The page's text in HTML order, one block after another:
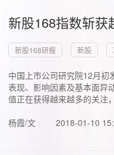
新股168指数斩
新股168研报 新股
中国上市公司研究院12月初
表现、影响因素及基本面异
值正在获得越来越多的关注
杨霞/文
2018-01-10